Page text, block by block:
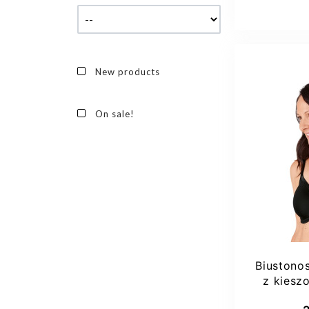
New products
On sale!
z